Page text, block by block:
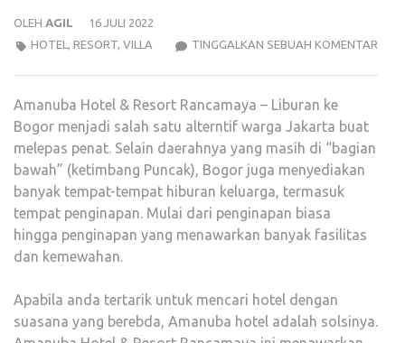
OLEH AGIL
16 JULI 2022
TINGGALKAN SEBUAH KOMENTAR
HOTEL , RESORT, VILLA
Amanuba Hotel & Resort Rancamaya – Liburan ke
Bogor menjadi salah satu alterntif warga Jakarta buat
melepas penat. Selain daerahnya yang masih di “bagian
bawah” (ketimbang Puncak), Bogor juga menyediakan
banyak tempat-tempat hiburan keluarga, termasuk
tempat penginapan. Mulai dari penginapan biasa
hingga penginapan yang menawarkan banyak fasilitas
dan kemewahan.
Apabila anda tertarik untuk mencari hotel dengan
suasana yang berebda, Amanuba hotel adalah solsinya.